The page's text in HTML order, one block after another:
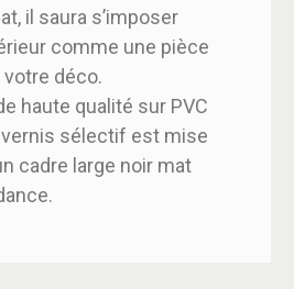
il saura s’imposer
comme une pièce
déco.
haute qualité sur PVC
sélectif est mise
cadre large noir mat